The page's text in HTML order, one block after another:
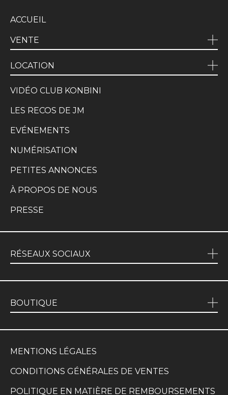
ACCUEIL
VENTE
LOCATION
VIDÉO CLUB KONBINI
LES RECOS DE JM
EVÉNEMENTS
NUMÉRISATION
PETITES ANNONCES
À PROPOS DE NOUS
PRESSE
RÉSEAUX SOCIAUX
BOUTIQUE
MENTIONS LÉGALES
CONDITIONS GÉNÉRALES DE VENTES
POLITIQUE EN MATIÈRE DE REMBOURSEMENTS